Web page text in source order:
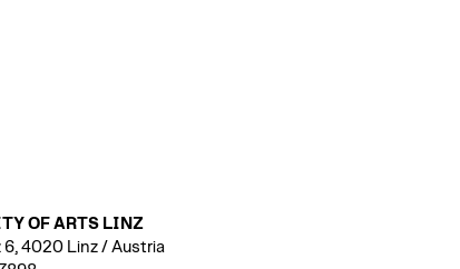
OF ARTS LINZ
6, 4020 Linz / Austria